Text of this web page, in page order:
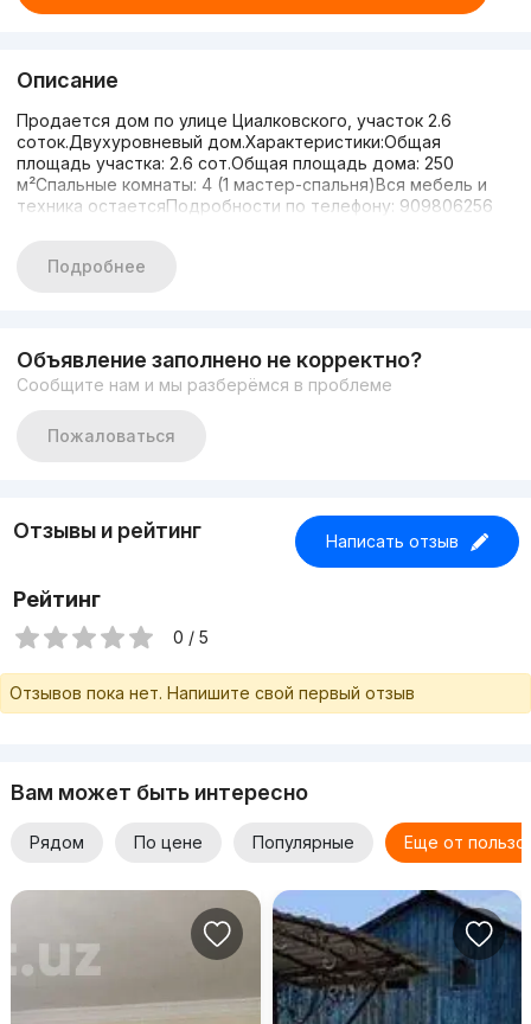
Описание
Продается дом по улице Циалковского, участок 2.6
соток.Двухуровневый дом.Характеристики:Общая
площадь участка: 2.6 сот.Общая площадь дома: 250
м²Спальные комнаты: 4 (1 мастер-спальня)Вся мебель и
техника остаетсяПодробности по телефону: 909806256
Подробнее
Объявление заполнено не корректно?
Сообщите нам и мы разберёмся в проблеме
Пожаловаться
Отзывы и рейтинг Написать отзыв
Рейтинг
0 / 5
Отзывов пока нет. Напишите свой первый отзыв
Вам может быть интересно
Рядом По цене Популярные Еще от